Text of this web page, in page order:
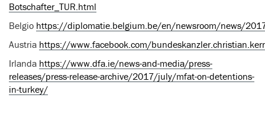
Botschafter_TUR.html
Belgio https://diplomatie.belgium.be/en/newsroom/news/
Austria https://www.facebook.com/
Irlanda https://www.dfa.ie/news-and-media/press-
releases/press-release-archive/2017/july/mfat-on-detentions-
in-turkey/